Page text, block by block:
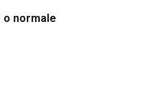
normale